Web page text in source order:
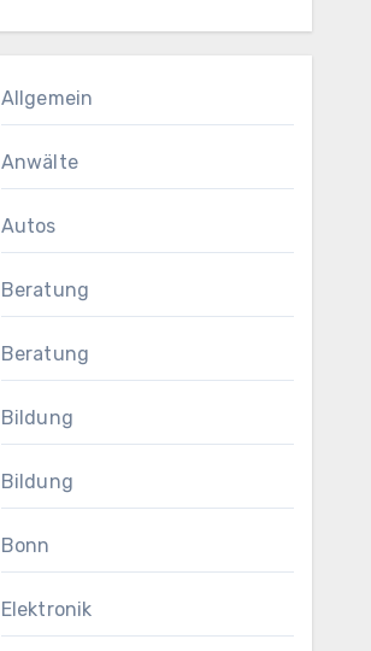
Allgemein
Anwälte
Autos
Beratung
Beratung
Bildung
Bildung
Bonn
Elektronik